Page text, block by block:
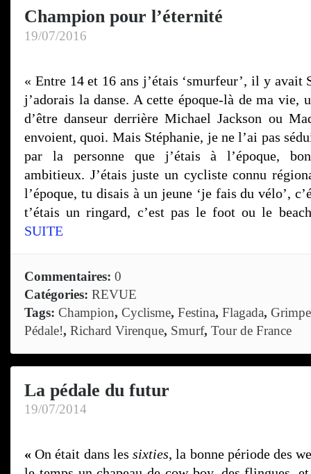
Champion pour l’éternité
19/07/2016
« Entre 14 et 16 ans j’étais ‘smurfeur’, il y avait
j’adorais la danse. A cette époque-là de ma vie,
d’être danseur derrière Michael Jackson ou
envoient, quoi. Mais Stéphanie, je ne l’ai pas
par la personne que j’étais à l’époque,
ambitieux. J’étais juste un cycliste connu
l’époque, tu disais à un jeune ‘je fais du vélo’,
t’étais un ringard, c’est pas le foot ou le
SUITE
Commentaires: 0
Catégories: REVUE
Tags: Champion, Cyclisme, Festina, Flagada,
Pédale!, Richard Virenque, Smurf, Tour de France
La pédale du futur
19/07/2014
« On était dans lessixties, la bonne période des